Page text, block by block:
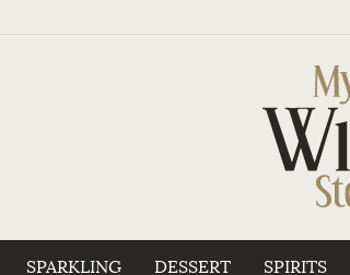
SPARKLING DESSERT SPIRITS